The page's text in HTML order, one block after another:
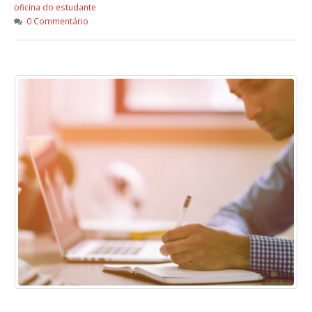
oficina do estudante
0 Commentário